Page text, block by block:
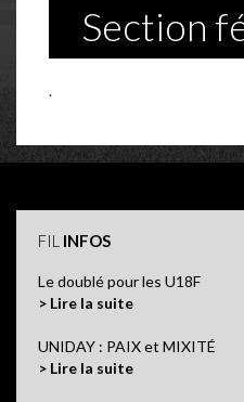
Section
.
FIL INFOS
Le doublé pour les U18F
> Lire la suite
UNIDAY : PAIX et MIXITÉ
> Lire la suite